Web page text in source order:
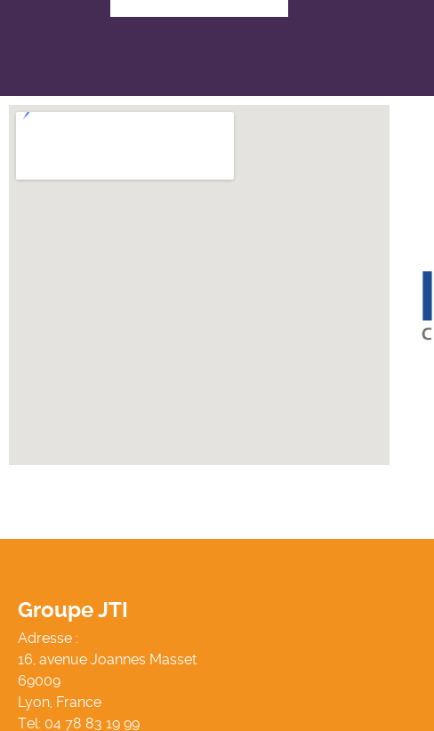
Groupe JTI
Adresse :
16, avenue Joannes Masset
69009
Lyon, France
Tel: 04 78 83 19 99